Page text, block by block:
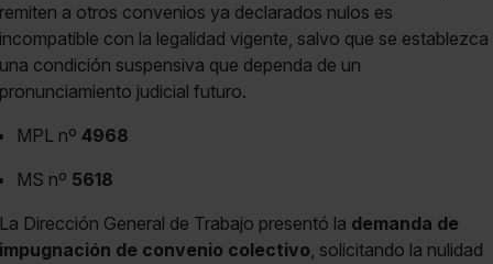
remiten a otros convenios ya declarados nulos es
incompatible con la legalidad vigente, salvo que se establezca
una condición suspensiva que dependa de un
pronunciamiento judicial futuro.
MPL nº 4968
MS nº 5618
La Dirección General de Trabajo presentó la demanda de
impugnación de convenio colectivo, solicitando la nulidad